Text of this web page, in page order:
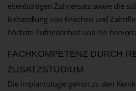
ebenbürtigen Zahnersatz sowie die
Behandlung von Knochen und
höchste Zufriedenheit und ein
FACHKOMPETENZ DURCH
ZUSATZSTUDIUM
Die Implantologie gehört zu den